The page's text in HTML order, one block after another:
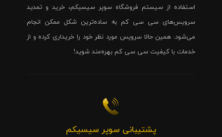
استفاده از سیستم فروشگاه سوپر سیسیکم، خرید و تمدید
سرویس‌های سی سی کم به ساده‌ترین شکل ممکن انجام
می‌شود. همین حالا سرویس مورد نظر خود را خریداری کرده و از
خدمات با کیفیت سی سی کم بهره‌مند شوید!
پشتیبانی سوپر سیسیکم